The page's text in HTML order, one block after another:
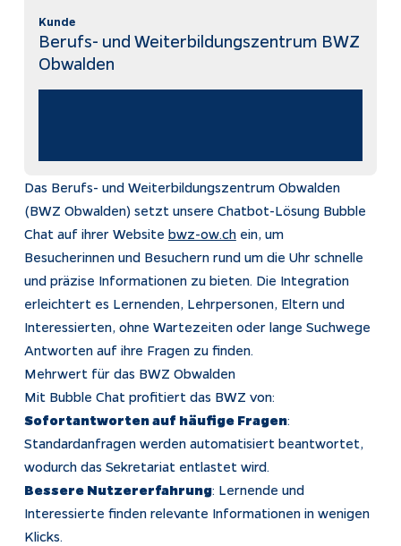
Das Berufs- und Weiterbildungszentrum Obwalden
(BWZ Obwalden) setzt unsere Chatbot-Lösung Bubble
Chat auf ihrer Website bwz-ow.chein, um
Besucherinnen und Besuchern rund um die Uhr schnelle
und präzise Informationen zu bieten. Die Integration
erleichtert es Lernenden, Lehrpersonen, Eltern und
Interessierten, ohne Wartezeiten oder lange Suchwege
Antworten auf ihre Fragen zu finden.
Mehrwert für das BWZ Obwalden
Mit Bubble Chat profitiert das BWZ von:
Sofortantworten auf häufige Fragen:
Standardanfragen werden automatisiert beantwortet,
wodurch das Sekretariat entlastet wird.
Bessere Nutzererfahrung: Lernende und
Interessierte finden relevante Informationen in wenigen
Klicks.
Kunde
Berufs- und Weiterbildungszentrum BWZ
Obwalden
Impressum
Datenschutz
Tracking